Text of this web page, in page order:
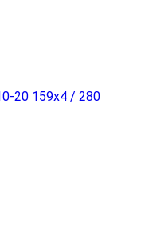
20 159x4 / 280